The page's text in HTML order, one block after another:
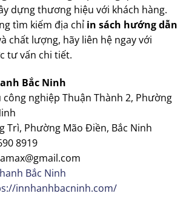
dựng thương hiệu với khách hàng.
tìm kiếm địa chỉ in sách hướng dẫn
chất lượng, hãy liên hệ ngay với
tư vấn chi tiết.
Bắc Ninh
công nghiệp Thuận Thành 2, Phường
Trì, Phường Mão Điền, Bắc Ninh
8919
Bắc Ninh
innhanhbacninh.com/